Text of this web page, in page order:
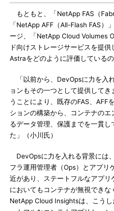
もともと、「NetApp FAS（
「NetApp AFF（All-Flash FAS）
ージ、「NetApp Cloud Volumes
ド向けストレージサービスを提
Astraをどのように評価しているの
「以前から、DevOpsに力を入
ョンもその一つとして提供して
うことにより、既存のFAS、AFF
ションの構築から、コンテナの
るデータ管理、保護までを一貫
た」（小川氏）
DevOpsに力を入れる背景には
フラ運用管理者（Ops）とアプリ
近があり、ステートフルなアプ
においてもコンテナが無視できな
NetApp Cloud Insightsは、こう